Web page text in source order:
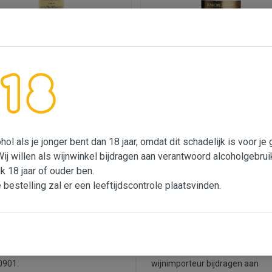
100% tevreden
pas tevreden wanneer jij
Wij verkopen geen alcohol als je
wijnimporteur bijdragen aan
als je jonger bent dan 18 jaar, omdat dit schadelijk is voor je
willen als wijnwinkel bijdragen aan verantwoord
18 jaar of ouder ben.
bestelling zal er een leeftijdscontrole plaatsvinden.